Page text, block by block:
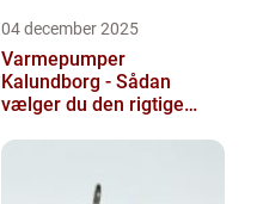
04 december 2025
Varmepumper
Kalundborg - Sådan
vælger du den rigtige